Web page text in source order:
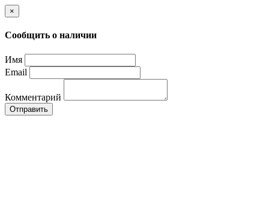
×
Сообщить о наличии
Имя
Email
Комментарий
Отправить